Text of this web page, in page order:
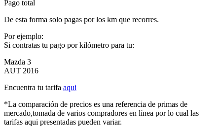
Pago total
De esta forma solo pagas por los km que recorres.
Por ejemplo:
Si contratas tu pago por kilómetro para tu:
Mazda 3
AUT 2016
Encuentra tu tarifa aqui
*La comparación de precios es una referencia de primas de
mercado,tomada de varios compradores en línea por lo cual las
tarifas aqui presentadas pueden variar.